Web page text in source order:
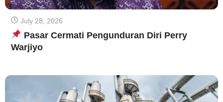
July 28, 2026
Pasar Cermati Pengunduran Diri Perry
Warjiyo